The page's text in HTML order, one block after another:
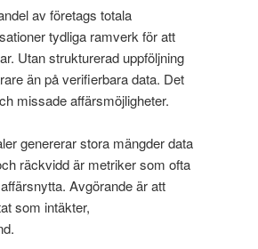
av företags totala
tydliga ramverk för att
Utan strukturerad uppföljning
än på verifierbara data. Det
missade affärsmöjligheter.
genererar stora mängder data
räckvidd är metriker som ofta
Avgörande är att
som intäkter,